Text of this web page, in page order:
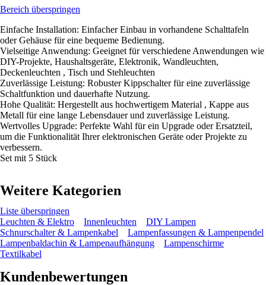
Bereich überspringen
Einfache Installation: Einfacher Einbau in vorhandene Schalttafeln
oder Gehäuse für eine bequeme Bedienung.
Vielseitige Anwendung: Geeignet für verschiedene Anwendungen wie
DIY-Projekte, Haushaltsgeräte, Elektronik, Wandleuchten,
Deckenleuchten , Tisch und Stehleuchten
Zuverlässige Leistung: Robuster Kippschalter für eine zuverlässige
Schaltfunktion und dauerhafte Nutzung.
Hohe Qualität: Hergestellt aus hochwertigem Material , Kappe aus
Metall für eine lange Lebensdauer und zuverlässige Leistung.
Wertvolles Upgrade: Perfekte Wahl für ein Upgrade oder Ersatzteil,
um die Funktionalität Ihrer elektronischen Geräte oder Projekte zu
verbessern.
Set mit 5 Stück
Weitere Kategorien
Liste überspringen
Leuchten & Elektro
Innenleuchten
DIY Lampen
Schnurschalter & Lampenkabel
Lampenfassungen & Lampenpendel
Lampenbaldachin & Lampenaufhängung
Lampenschirme
Textilkabel
Kundenbewertungen